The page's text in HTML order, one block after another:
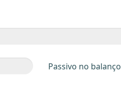
Passivo no balanço